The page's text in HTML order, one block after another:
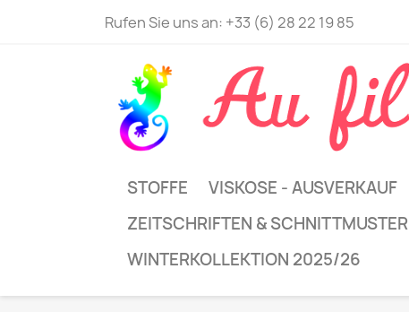
Rufen Sie uns an: +33 (6) 28 22 19 85
STOFFE VISKOSE - AUSVERKAUF
ZEITSCHRIFTEN & SCHNITTMUSTER
WINTERKOLLEKTION 2025/26